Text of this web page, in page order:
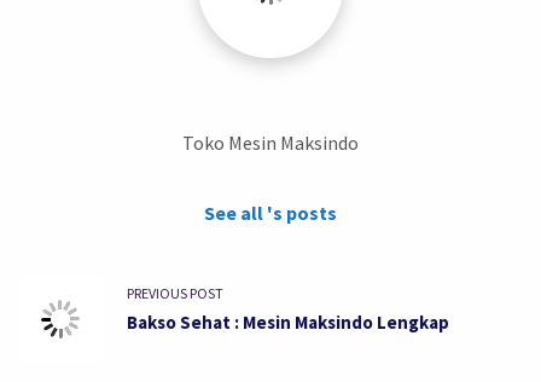
Toko Mesin Maksindo
See all 's posts
PREVIOUS POST
Bakso Sehat : Mesin Maksindo Lengkap